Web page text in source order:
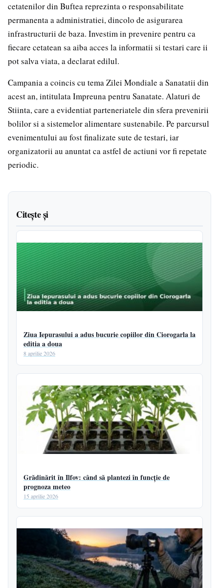
cetatenilor din Buftea reprezinta o responsabilitate
permanenta a administratiei, dincolo de asigurarea
infrastructurii de baza. Investim in prevenire pentru ca
fiecare cetatean sa aiba acces la informatii si testari care ii
pot salva viata, a declarat edilul.
Campania a coincis cu tema Zilei Mondiale a Sanatatii din
acest an, intitulata Impreuna pentru Sanatate. Alaturi de
Stiinta, care a evidentiat parteneriatele din sfera prevenirii
bolilor si a sistemelor alimentare sustenabile. Pe parcursul
evenimentului au fost finalizate sute de testari, iar
organizatorii au anuntat ca astfel de actiuni vor fi repetate
periodic.
Citește și
Ziua Iepurasului a adus bucurie copiilor din Ciorogarla la
editia a doua
8 aprilie 2026
Grădinărit în Ilfov: când să plantezi în funcție de
prognoza meteo
15 aprilie 2026